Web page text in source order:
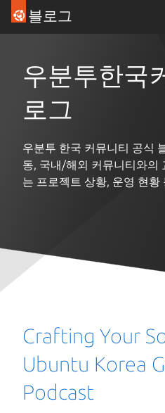
블로그
우분투한국
로그
우분투 한국 커뮤니티 공식
동, 국내/해외 커뮤니티와의
는 프로젝트 상황, 운영 현황
Crafting Your
Ubuntu Korea
Podcast